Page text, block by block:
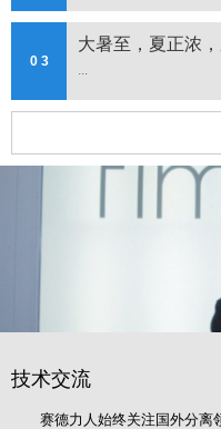
0 3
大暑至，夏正浓
...
技术交流
赛德力人始终关注国外分离